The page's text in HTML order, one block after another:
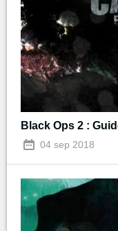
Black Ops 2 :
04 sep 2018